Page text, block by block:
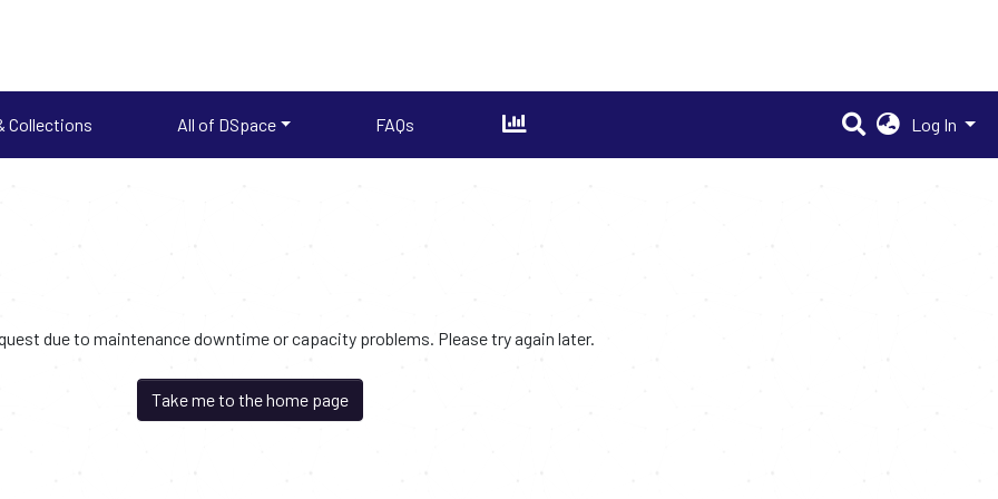
Collections All of DSpace FAQs Log In
due to maintenance downtime or capacity problems. Please try again later.
Take me to the home page